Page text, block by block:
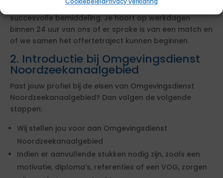
Met deze werkwijze vergroot je jouw kansen op
succesvolle bemiddeling. Je hoort op werkdagen
binnen 24 uur van ons of er sprake is van een match en
of we samen het offertetraject kunnen beginnen.
2. Introductie bij Omgevingsdienst
Noordzeekanaalgebied
Past jouw profiel bij de eisen van Omgevingsdienst
Noordzeekanaalgebied? Dan volgen de volgende
stappen:
Wij stellen jou voor aan Omgevingsdienst
Noordzeekanaalgebied
Indien er aanvullende stukken nodig zijn, zoals een
motivatie, diploma's, referenties of een VOG, zorgen